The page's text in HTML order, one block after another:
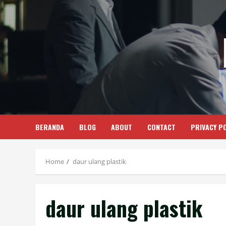
Skip
content
BERANDA BLOG ABOUT CONTACT PRIVACY
Home daur ulang plastik
daur ulang plastik